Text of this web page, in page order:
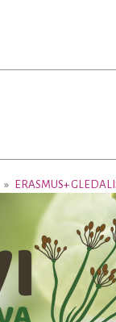
ERASMUS+